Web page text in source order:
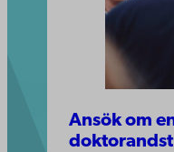
Ansök om